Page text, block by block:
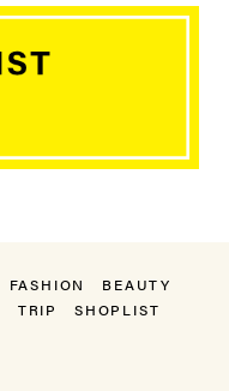
FASHION
BEAUTY
TRIP SHOPLIST